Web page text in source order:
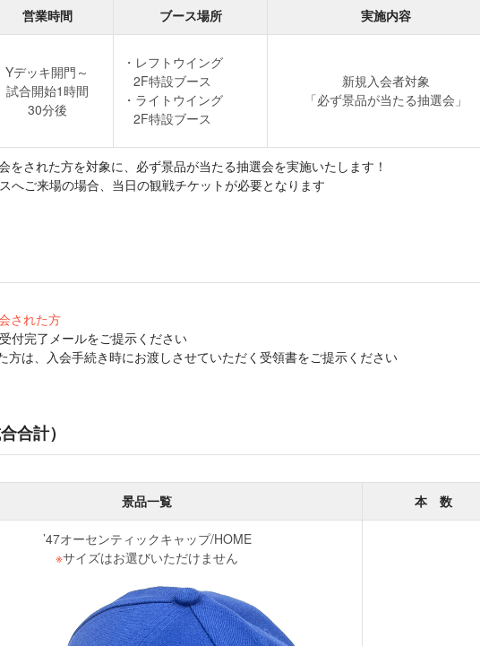
営業時間 ブース場所 実施内容
Yデッキ開門～
試合開始1時間
30分後
レフトウイング
2F特設ブース
ライトウイング
2F特設ブース
新規入会者対象
「必ず景品が当たる抽選会」
された方を対象に、必ず景品が当たる抽選会を実施いたします！
へご来場の場合、当日の観戦チケットが必要となります
された方
付完了メールをご提示ください
方は、入会手続き時にお渡しさせていただく受領書をご提示ください
合計）
景品一覧 本 数
’47オーセンティックキャップ/HOME
※サイズはお選びいただけません